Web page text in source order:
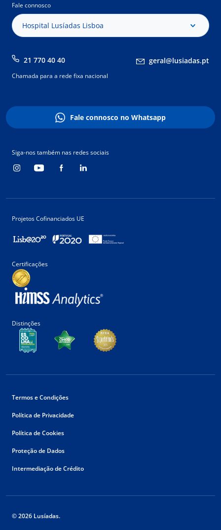
Fale connosco
Hospital Lusíadas Lisboa
21 770 40 40 geral@lusiadas.pt
Chamada para a rede fixa nacional
Fale connosco no Whatsapp
Siga-nos também nas redes sociais
Projetos Cofinanciados UE
Certificações
Distinções
Termos e Condições
Política de Privacidade
Política de Cookies
Proteção de Dados
Intermediação de Crédito
© 2026 Lusíadas.